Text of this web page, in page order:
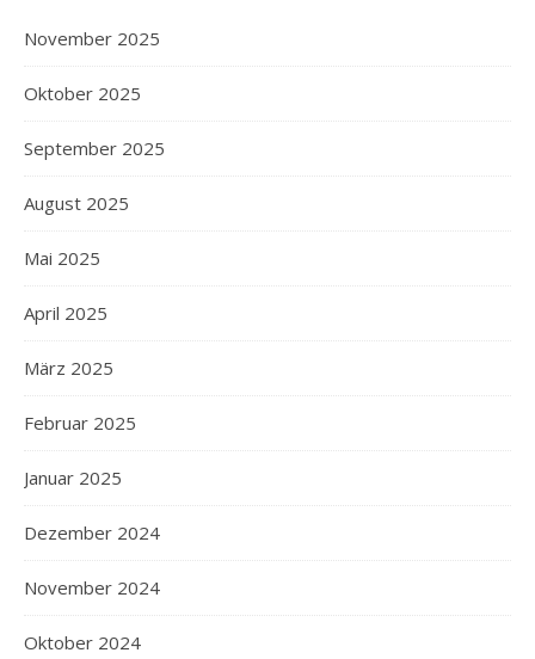
November 2025
Oktober 2025
September 2025
August 2025
Mai 2025
April 2025
März 2025
Februar 2025
Januar 2025
Dezember 2024
November 2024
Oktober 2024